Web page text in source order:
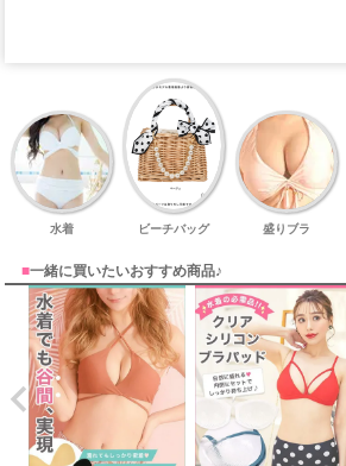
水着 ビーチバッグ 盛りブラ
■一緒に買いたいおすすめ商品♪